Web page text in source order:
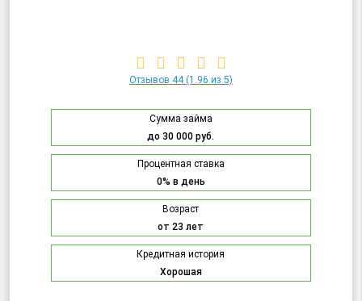
Отзывов 44(1.96 из 5)
Сумма займа
до 30 000 руб.
Процентная ставка
0% в день
Возраст
от 23 лет
Кредитная история
Хорошая